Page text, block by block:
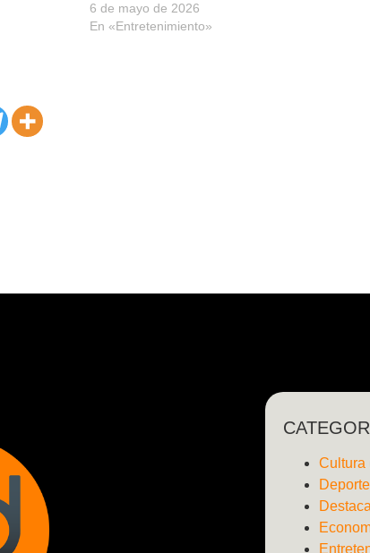
6 de mayo de 2026
En «Entretenimiento»
Cultura